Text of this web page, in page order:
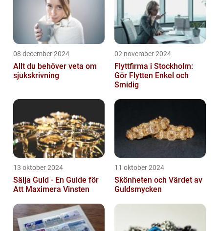
08 december 2024
Allt du behöver veta om
sjukskrivning
02 november 2024
Flyttfirma i Stockholm:
Gör Flytten Enkel och
Smidig
13 oktober 2024
Sälja Guld - En Guide för
Att Maximera Vinsten
11 oktober 2024
Skönheten och Värdet av
Guldsmycken